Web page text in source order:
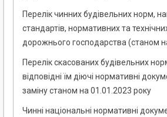
Перелік чинних будівельних норм,
стандартів, нормативних та
дорожнього господарства (станом
Перелік скасованих будівельних
відповідні їм діючі нормативні
заміну станом на 01.01.2023 року
Чинні національні нормативні